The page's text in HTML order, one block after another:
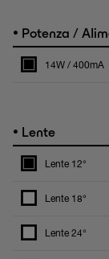
• Potenza /
14W / 400mA
• Lente
Lente 12°
Lente 18°
Lente 24°